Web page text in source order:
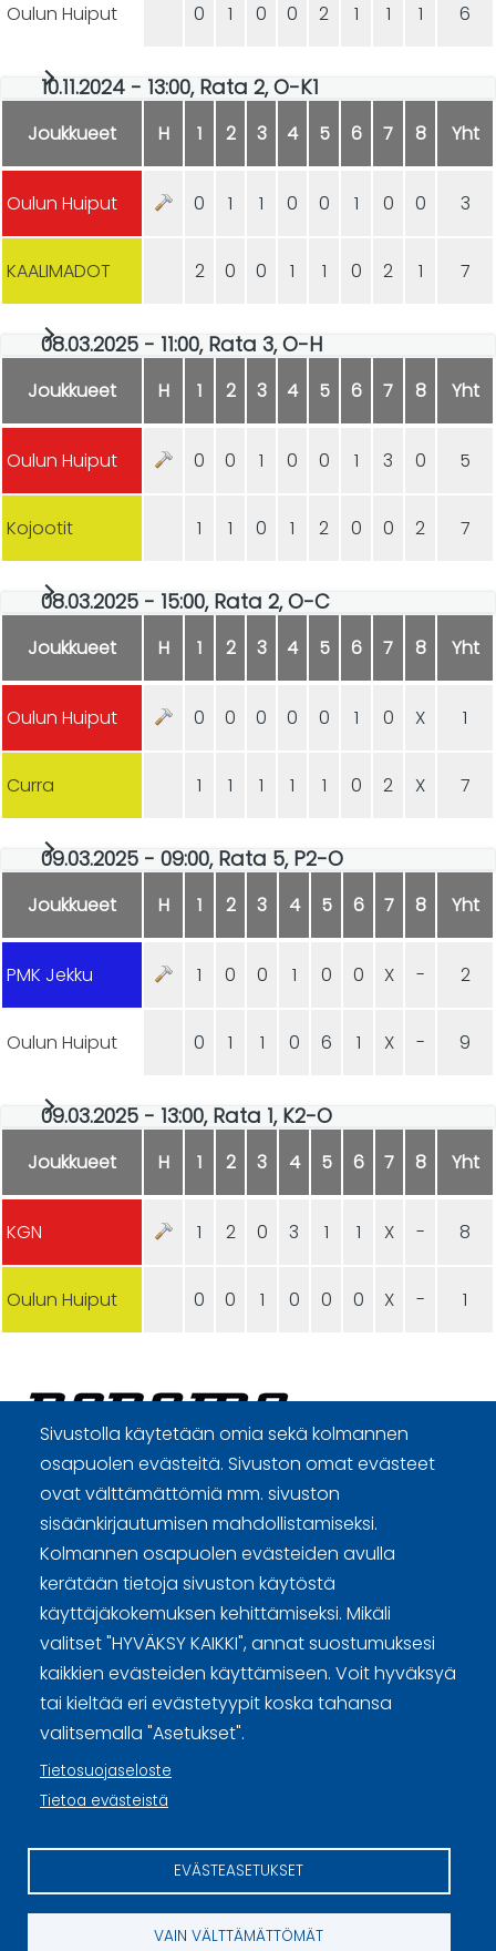
Oulun Huiput 0 1 0 0 2 1 1 1 6
10.11.2024 - 13:00, Rata 2, O-K1
Joukkueet H 1 2 3 4 5 6 7 8 Yht
Oulun Huiput 0 1 1 0 0 1 0 0 3
KAALIMADOT 2 0 0 1 1 0 2 1 7
08.03.2025 - 11:00, Rata 3, O-H
Joukkueet H 1 2 3 4 5 6 7 8 Yht
Oulun Huiput 0 0 1 0 0 1 3 0 5
Kojootit 1 1 0 1 2 0 0 2 7
08.03.2025 - 15:00, Rata 2, O-C
Joukkueet H 1 2 3 4 5 6 7 8 Yht
Oulun Huiput 0 0 0 0 0 1 0 X 1
Curra 1 1 1 1 1 0 2 X 7
09.03.2025 - 09:00, Rata 5, P2-O
Joukkueet H 1 2 3 4 5 6 7 8 Yht
PMK Jekku 1 0 0 1 0 0 X - 2
Oulun Huiput 0 1 1 0 6 1 X - 9
09.03.2025 - 13:00, Rata 1, K2-O
Joukkueet H 1 2 3 4 5 6 7 8 Yht
KGN 1 2 0 3 1 1 X - 8
Oulun Huiput 0 0 1 0 0 0 X - 1
Sivustolla käytetään omia sekä kolmannen
osapuolen evästeitä. Sivuston omat evästeet
ovat välttämättömiä mm. sivuston
sisäänkirjautumisen mahdollistamiseksi.
Kolmannen osapuolen evästeiden avulla
kerätään tietoja sivuston käytöstä
käyttäjäkokemuksen kehittämiseksi. Mikäli
valitset "HYVÄKSY KAIKKI", annat suostumuksesi
kaikkien evästeiden käyttämiseen. Voit hyväksyä
tai kieltää eri evästetyypit koska tahansa
valitsemalla "Asetukset".
Tietosuojaseloste
Tietoa evästeistä
EVÄSTEASETUKSET
VAIN VÄLTTÄMÄTTÖMÄT
Curling Finland
Curling.fi
Curling Finland
Sivuston käyttöehdot ja sisällön käyttöoikeudet
Tietosuojaselosteet
Tietoa evästeistä
Evästeasetukset